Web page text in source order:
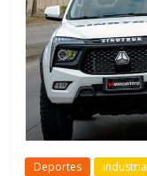
Deportes Industria